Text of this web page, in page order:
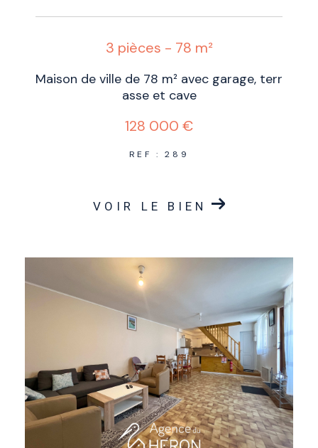
3 pièces - 78 m²
Maison de ville de 78 m² avec garage, terr
asse et cave
128 000 €
REF : 289
VOIR LE BIEN